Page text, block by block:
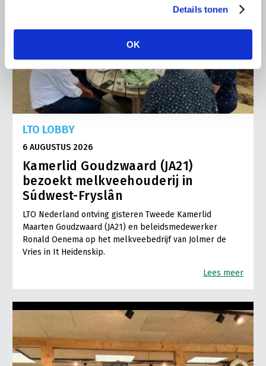
Details tonen
OK
LTO LOBBY
6 AUGUSTUS 2026
Kamerlid Goudzwaard (JA21)
bezoekt melkveehouderij in
Súdwest-Fryslân
LTO Nederland ontving gisteren Tweede Kamerlid
Maarten Goudzwaard (JA21) en beleidsmedewerker
Ronald Oenema op het melkveebedrijf van Jolmer de
Vries in It Heidenskip.
Lees meer